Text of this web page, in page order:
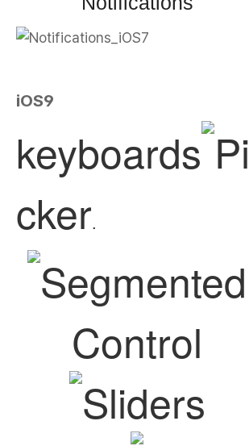
iOS9
keyboards Pi
cker.
Segmented
Control
Sliders